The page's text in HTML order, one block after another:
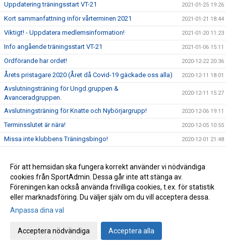
Uppdatering träningsstart VT-21 2021-01-25 19:26
Kort sammanfattning inför vårterminen 2021 2021-01-21 18:44
Viktigt! - Uppdatera medlemsinformation! 2021-01-20 11:23
Info angående träningsstart VT-21 2021-01-06 15:11
Ordförande har ordet! 2020-12-22 20:36
Årets pristagare 2020 (Året då Covid-19 gäckade oss alla) 2020-12-11 18:01
Avslutningsträning för Ungd.gruppen &
Avanceradgruppen.
2020-12-11 15:27
Avslutningsträning för Knatte och Nybörjargrupp! 2020-12-06 19:11
Terminsslutet är nära! 2020-12-05 10:55
Missa inte klubbens Träningsbingo! 2020-12-01 21:48
Ny info angående träning och träningstider! 2020-11-03 17:20
Uppdaterad info kring Covid-19 2020-10-31 12:32
Beslut om skärpta allmänna råd! 2020-10-29 15:45
Träning på Höstlovet?
För att hemsidan ska fungera korrekt använder vi nödvändiga
cookies från SportAdmin. Dessa går inte att stänga av.
Föreningen kan också använda frivilliga cookies, t.ex. för statistik
eller marknadsföring. Du väljer själv om du vill acceptera dessa.
Anpassa dina val
Acceptera nödvändiga Acceptera alla